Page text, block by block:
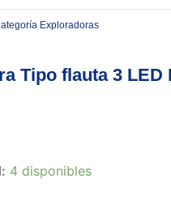
Exploradoras
Tipo flauta 3 LED
4 disponibles